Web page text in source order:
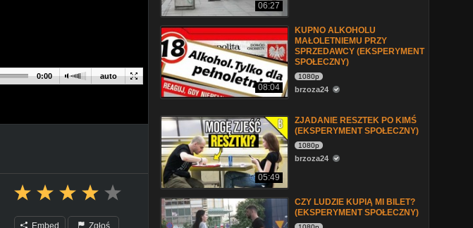
auto
0:00
Embed Zgłoś
06:27
08:04
KUPNO ALKOHOLU
MAŁOLETNIEMU PRZY
SPRZEDAWCY (EKSPERYMENT
SPOŁECZNY)
1080p
brzoza24
05:49
ZJADANIE RESZTEK PO KIMŚ
(EKSPERYMENT SPOŁECZNY)
1080p
brzoza24
CZY LUDZIE KUPIĄ MI BILET?
(EKSPERYMENT SPOŁECZNY)